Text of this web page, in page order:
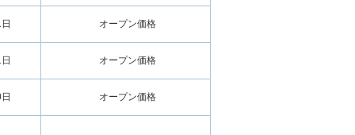
オープン価格
オープン価格
オープン価格